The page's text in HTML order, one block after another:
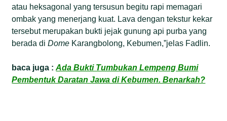
atau heksagonal yang tersusun begitu rapi memagari
ombak yang menerjang kuat. Lava dengan tekstur kekar
tersebut merupakan bukti jejak gunung api purba yang
berada diDome Karangbolong, Kebumen,”jelas Fadlin.
baca juga :Ada Bukti Tumbukan Lempeng Bumi
Pembentuk Daratan Jawa di Kebumen. Benarkah?